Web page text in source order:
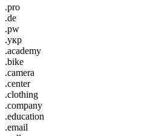
.pro
.de
.pw
.укр
.academy
.bike
.camera
.center
.clothing
.company
.education
.email